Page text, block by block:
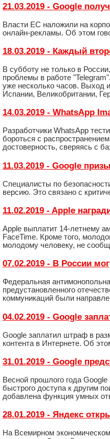
21.03.2019 - Google
Власти ЕС наложили на
онлайн-рекламы. Об этом
18.03.2019 - Каждый
В субботу не только в
проблемы в работе
уже несколько часов. Выход
Испании, Великобритании,
14.03.2019 - WhatsApp
Разработчики WhatsApp
бороться с
достоверность, сверяясь с
11.03.2019 - Google
Специалисты по
версию. Это связано с
11.02.2019 - Apple
Apple выплатит 14-летнему
FaceTime. Кроме того,
молодому человеку, не
07.02.2019 - В России
Федеральная
предустановленного
коммуникаций были
04.02.2019 - Google
Google заплатил штраф в
контента в Интернете. Об
31.01.2019 - Google
Весной прошлого года
быстрого доступа к другим
добавлена функция умных
28.01.2019 - Яндекс
На Всемирном